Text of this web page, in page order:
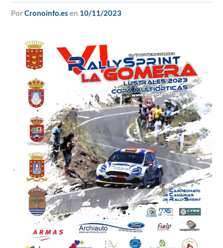
porCronoinfo.es en 10/11/2023